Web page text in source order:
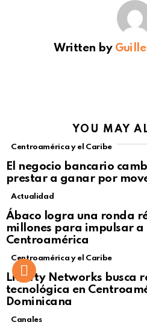
Written by
YOU MAY
Centroamérica y el Caribe
El negocio bancario
prestar a ganar por
Not Safe
Click to view
Actualidad
Ábaco logra una ronda
millones para impulsar a
Centroamérica
Centroamérica y el Caribe
Liberty Networks busca
tecnológica en
Dominicana
Canales